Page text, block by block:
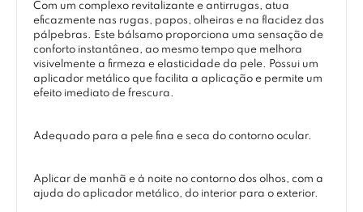
Com um complexo revitalizante e antirrugas, atua
eficazmente nas rugas, papos, olheiras e na flacidez das
pálpebras. Este bálsamo proporciona uma sensação de
conforto instantânea, ao mesmo tempo que melhora
visivelmente a firmeza e elasticidade da pele. Possui um
aplicador metálico que facilita a aplicação e permite um
efeito imediato de frescura.
Adequado para a pele fina e seca do contorno ocular.
Aplicar de manhã e à noite no contorno dos olhos, com a
ajuda do aplicador metálico, do interior para o exterior.